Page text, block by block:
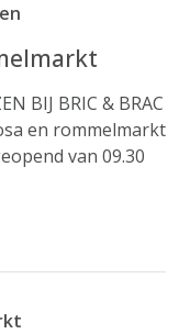
BIJ BRIC & BRAC
en rommelmarkt
van 09.30